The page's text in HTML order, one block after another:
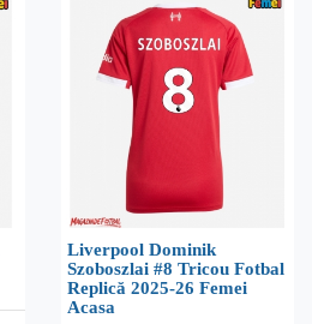
Liverpool Dominik
Szoboszlai #8 Tricou Fotbal
Replică 2025-26 Femei
Acasa